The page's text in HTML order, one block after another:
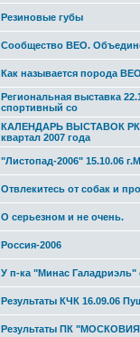
Резиновые губы
Сообщество ВЕО.
Как называется порода
Региональная выставка
спортивный со
КАЛЕНДАРЬ ВЫСТАВОК
квартал 2007 года
"Листопад-2006" 15.10.06
Отвлекитесь от собак и
О серьезном и не очень.
Россия-2006
У п-ка "Минас Галадриэль"
Результаты КЧК 16.09.06
Результаты ПК